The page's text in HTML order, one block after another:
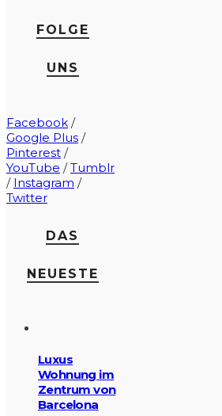
FOLGE
UNS
Facebook /
Google Plus /
Pinterest /
YouTube /Tumblr
/ Instagram /
Twitter
DAS
NEUESTE
Luxus
Wohnung im
Zentrum von
Barcelona